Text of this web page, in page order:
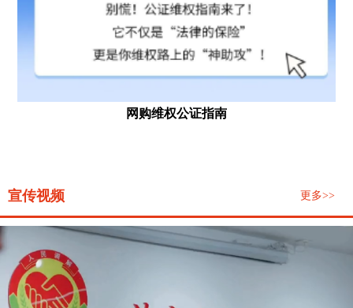
网购维权公证指南
宣传视频 更多>>